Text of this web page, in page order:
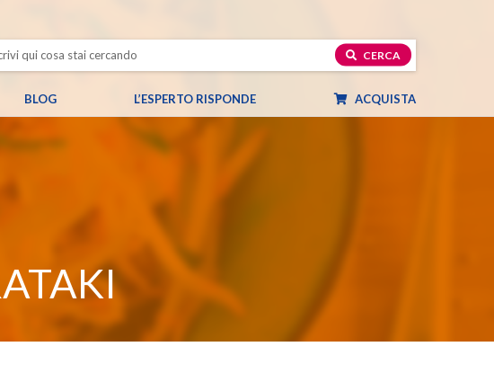
CERCA
BLOG L’ESPERTO RISPONDE ACQUISTA